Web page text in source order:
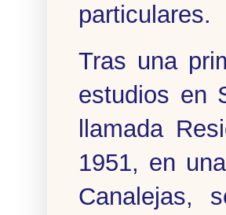
particulares.
Tras una
estudios en
llamada
1951, en
Canalejas,